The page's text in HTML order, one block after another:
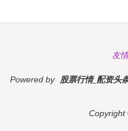
友
Powered by 股票行情_配资头
Copyright